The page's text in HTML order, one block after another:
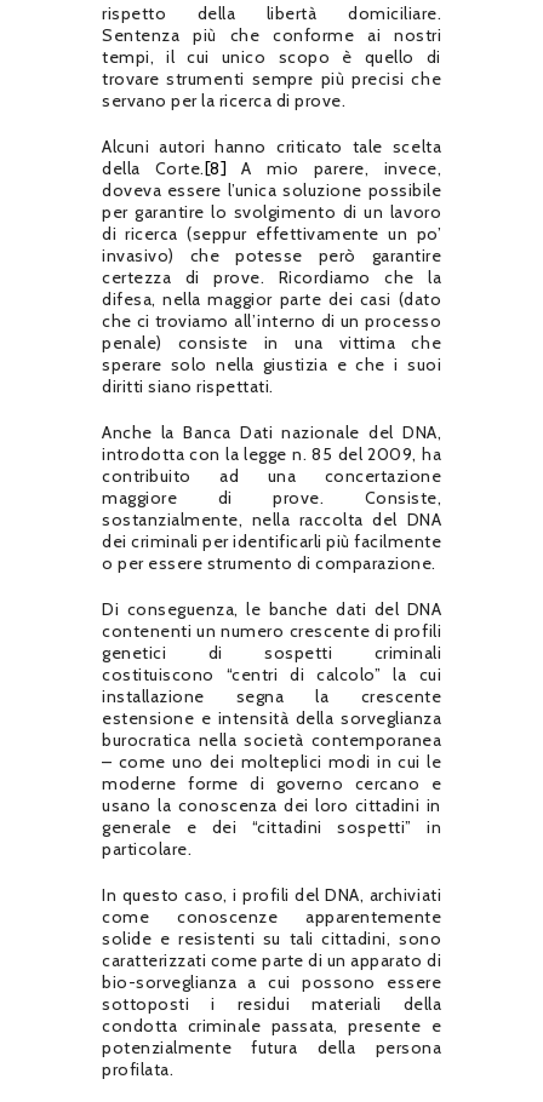
rispetto della libertà domiciliare.
Sentenza più che conforme ai nostri
tempi, il cui unico scopo è quello di
trovare strumenti sempre più precisi che
servano per la ricerca di prove.
Alcuni autori hanno criticato tale scelta
della Corte.[8] A mio parere, invece,
doveva essere l’unica soluzione possibile
per garantire lo svolgimento di un lavoro
di ricerca (seppur effettivamente un po’
invasivo) che potesse però garantire
certezza di prove. Ricordiamo che la
difesa, nella maggior parte dei casi (dato
che ci troviamo all’interno di un processo
penale) consiste in una vittima che
sperare solo nella giustizia e che i suoi
diritti siano rispettati.
Anche la Banca Dati nazionale del DNA,
introdotta con la legge n. 85 del 2009, ha
contribuito ad una concertazione
maggiore di prove. Consiste,
sostanzialmente, nella raccolta del DNA
dei criminali per identificarli più facilmente
o per essere strumento di comparazione.
Di conseguenza, le banche dati del DNA
contenenti un numero crescente di profili
genetici di sospetti criminali
costituiscono “centri di calcolo” la cui
installazione segna la crescente
estensione e intensità della sorveglianza
burocratica nella società contemporanea
– come uno dei molteplici modi in cui le
moderne forme di governo cercano e
usano la conoscenza dei loro cittadini in
generale e dei “cittadini sospetti” in
particolare.
In questo caso, i profili del DNA, archiviati
come conoscenze apparentemente
solide e resistenti su tali cittadini, sono
caratterizzati come parte di un apparato di
bio-sorveglianza a cui possono essere
sottoposti i residui materiali della
condotta criminale passata, presente e
potenzialmente futura della persona
profilata.